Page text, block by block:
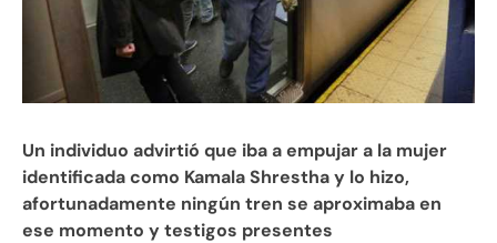
Un individuo advirtió que iba a empujar a la mujer
identificada como Kamala Shrestha y lo hizo,
afortunadamente ningún tren se aproximaba en
ese momento y testigos presentes